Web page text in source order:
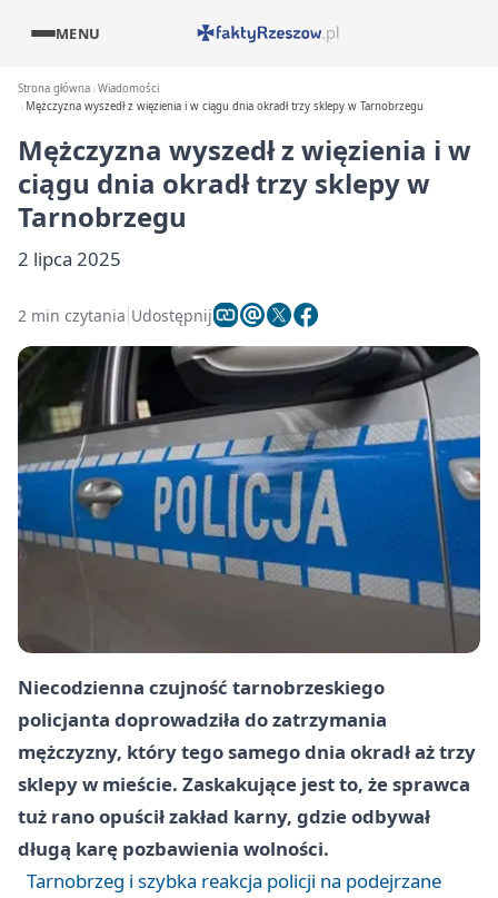
MENU
Strona główna Wiadomości
Mężczyzna wyszedł z więzienia i w ciągu dnia okradł trzy sklepy w Tarnobrzegu
Mężczyzna wyszedł z więzienia i w
ciągu dnia okradł trzy sklepy w
Tarnobrzegu
2 lipca 2025
2 min czytania Udostępnij
Niecodzienna czujność tarnobrzeskiego
policjanta doprowadziła do zatrzymania
mężczyzny, który tego samego dnia okradł aż trzy
sklepy w mieście. Zaskakujące jest to, że sprawca
tuż rano opuścił zakład karny, gdzie odbywał
długą karę pozbawienia wolności.
Tarnobrzeg i szybka reakcja policji na podejrzane